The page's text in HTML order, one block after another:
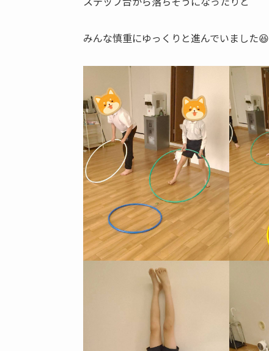
みんな慎重にゆっくりと進んでいました😆